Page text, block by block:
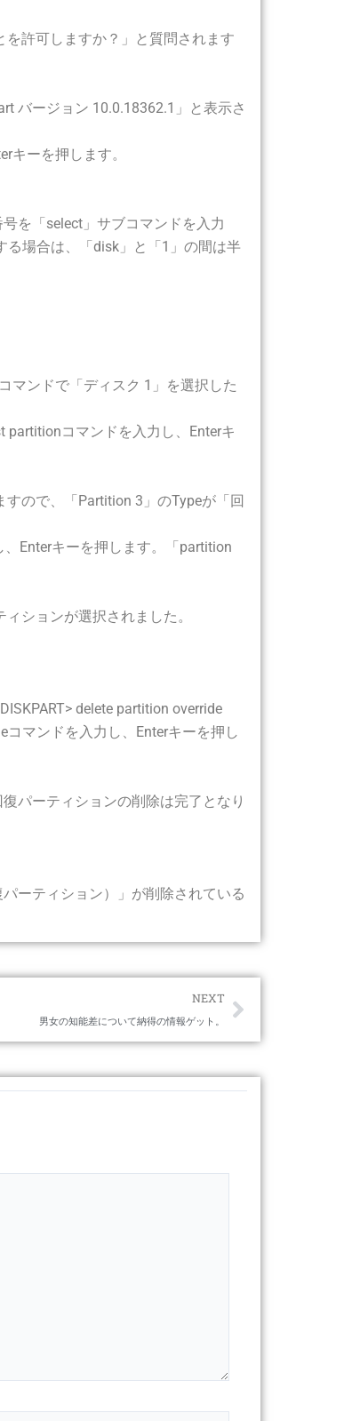
許可しますか？」と質問されます
バージョン 10.0.18362.1」と表示さ
キーを押します。
を「select」サブコマンドを入力
る場合は、「disk」と「1」の間は半
マンドで「ディスク 1」を選択した
partitionコマンドを入力し、Enterキ
ので、「Partition 3」のTypeが「回
Enterキーを押します。「partition
ションが選択されました。
delete partition override
マンドを入力し、Enterキーを押し
パーティションの削除は完了となり
ーティション）」が削除されている
NEXT
男女の知能差について納得の情報ゲット。
Next